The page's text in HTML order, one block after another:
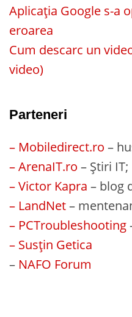
Aplicația Google s-a
eroarea
Cum descarc un
video)
Parteneri
– Mobiledirect.ro –
– ArenaIT.ro – Știri IT;
– Victor Kapra – blog
– LandNet–
– PCTroubleshooting
– Susțin Getica
– NAFO Forum